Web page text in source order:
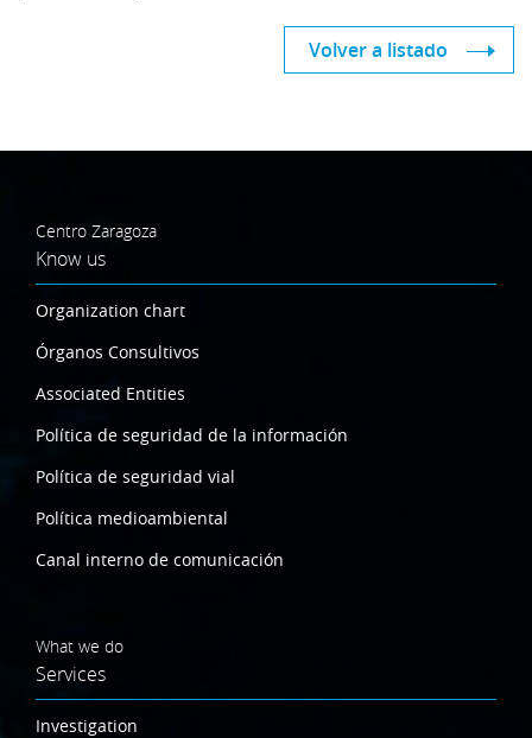
Volver a listado
Centro Zaragoza
Know us
Organization chart
Órganos Consultivos
Associated Entities
Política de seguridad de la información
Política de seguridad vial
Política medioambiental
Canal interno de comunicación
What we do
Services
Investigation